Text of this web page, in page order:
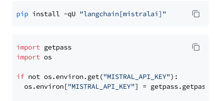
pip install -qU "langchain[mistralai]"
import
import os
if not os.environ.get("MISTRAL_API_KEY"):
  os.environ[
"MISTRAL_API_KEY"] = getpass.getpass(